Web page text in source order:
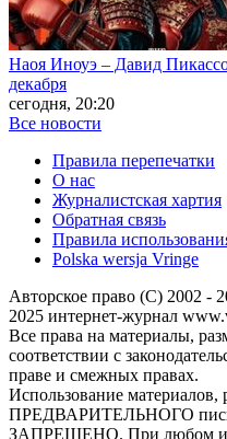
Наоя Иноуэ – Давид
декабря
сегодня, 20:20
Все новости
Правила перепечатки
О нас
Журналистская хартия
Обратная связь
Правила
Polska wersja Vringe
Авторское право (С) 2002
2025 интернет-журнал
Все права на материалы,
соответствии с
праве и смежных правах.
Использование материалов,
ПРЕДВАРИТЕЛЬНОГО
ЗАПРЕЩЕНО. При любом